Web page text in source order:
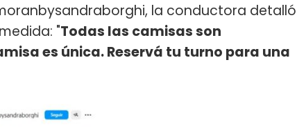
la conductora detalló
"Todas las camisas son
es única. Reservá tu turno para una